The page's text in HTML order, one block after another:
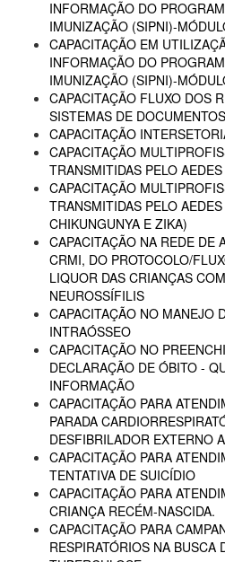
INFORMAÇÃO DO
IMUNIZAÇÃO (SIPNI)-
CAPACITAÇÃO EM
INFORMAÇÃO DO
IMUNIZAÇÃO (SIPNI)-
CAPACITAÇÃO FLUXO DOS
SISTEMAS DE
CAPACITAÇÃO
CAPACITAÇÃO
TRANSMITIDAS PELO
CAPACITAÇÃO
TRANSMITIDAS PELO
CHIKUNGUNYA E ZIKA)
CAPACITAÇÃO NA REDE DE
CRMI, DO PROTOCOLO/
LIQUOR DAS CRIANÇAS
NEUROSSÍFILIS
CAPACITAÇÃO NO MANEJO
INTRAÓSSEO
CAPACITAÇÃO NO
DECLARAÇÃO DE ÓBITO -
INFORMAÇÃO
CAPACITAÇÃO PARA
PARADA
DESFIBRILADOR EXTERNO
CAPACITAÇÃO PARA
TENTATIVA DE SUICÍDIO
CAPACITAÇÃO PARA
CRIANÇA RECÉM-NASCIDA.
CAPACITAÇÃO PARA
RESPIRATÓRIOS NA BUSCA